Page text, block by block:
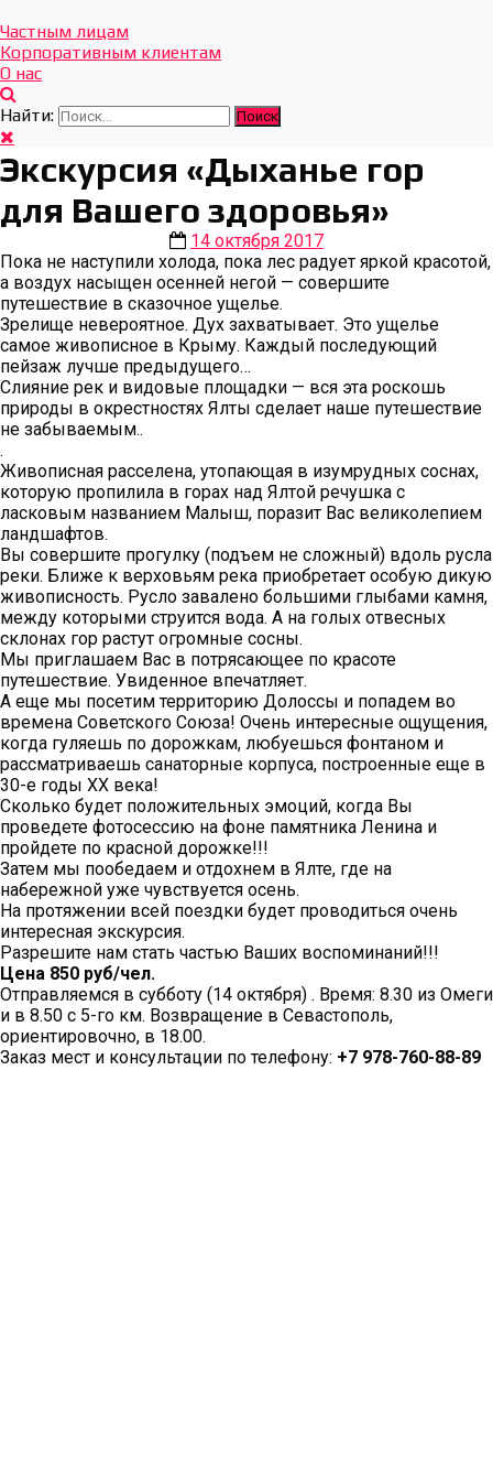
Отдых Без Границ
Эксклюзивные экскурсии по Севастополю и Крыму
Частным лицам
Корпоративным клиентам
О нас
Найти:
Экскурсия «Дыханье гор
для Вашего здоровья»
14 октября 2017
Пока не наступили холода, пока лес радует яркой красотой,
а воздух насыщен осенней негой — совершите
путешествие в сказочное ущелье.
Зрелище невероятное. Дух захватывает. Это ущелье
самое живописное в Крыму. Каждый последующий
пейзаж лучше предыдущего…
Слияние рек и видовые площадки — вся эта роскошь
природы в окрестностях Ялты сделает наше путешествие
не забываемым..
.
Живописная расселена, утопающая в изумрудных соснах,
которую пропилила в горах над Ялтой речушка с
ласковым названием Малыш, поразит Вас великолепием
ландшафтов.
Вы совершите прогулку (подъем не сложный) вдоль русла
реки. Ближе к верховьям река приобретает особую дикую
живописность. Русло завалено большими глыбами камня,
между которыми струится вода. А на голых отвесных
склонах гор растут огромные сосны.
Мы приглашаем Вас в потрясающее по красоте
путешествие. Увиденное впечатляет.
А еще мы посетим территорию Долоссы и попадем во
времена Советского Союза! Очень интересные ощущения,
когда гуляешь по дорожкам, любуешься фонтаном и
рассматриваешь санаторные корпуса, построенные еще в
30-е годы XX века!
Сколько будет положительных эмоций, когда Вы
проведете фотосессию на фоне памятника Ленина и
пройдете по красной дорожке!!!
Затем мы пообедаем и отдохнем в Ялте, где на
набережной уже чувствуется осень.
На протяжении всей поездки будет проводиться очень
интересная экскурсия.
Разрешите нам стать частью Ваших воспоминаний!!!
Цена 850 руб/чел.
Отправляемся в субботу (14 октября) . Время: 8.30 из Омеги
и в 8.50 с 5-го км. Возвращение в Севастополь,
ориентировочно, в 18.00.
Заказ мест и консультации по телефону: +7 978-760-88-89